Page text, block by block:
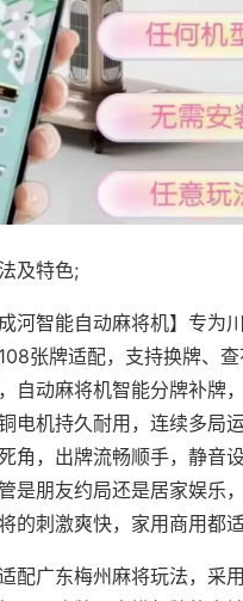
及特色;
成河智能自动麻将机】专为
张牌适配，支持换牌、
自动麻将机智能分牌补牌
电机持久耐用，连续多局
角，出牌流畅顺手，静音
是朋友约局还是居家娱乐
的刺激爽快，家用商用都适
配广东梅州麻将玩法，采